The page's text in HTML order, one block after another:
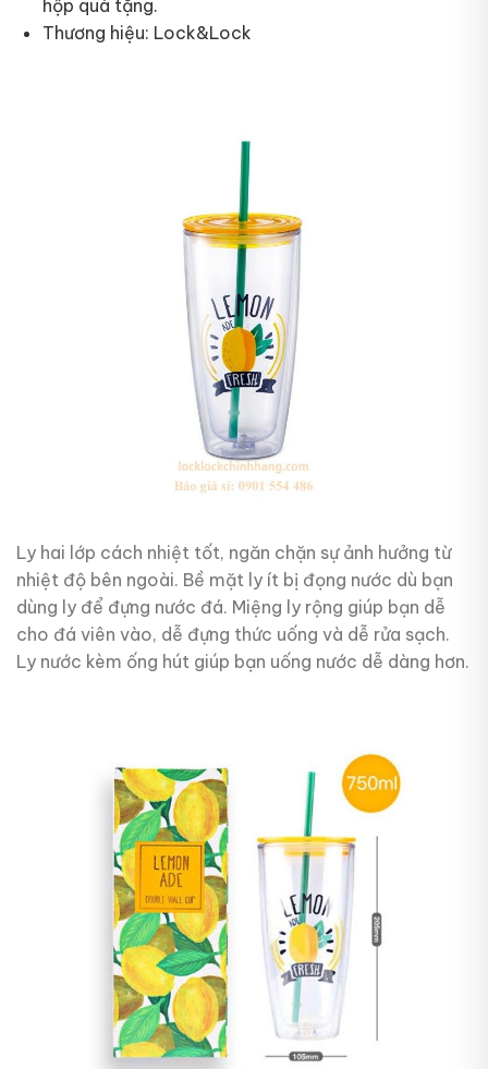
hộp quà tặng.
Thương hiệu: Lock&Lock
Ly hai lớp cách nhiệt tốt, ngăn chặn sự ảnh hưởng từ
nhiệt độ bên ngoài. Bề mặt ly ít bị đọng nước dù bạn
dùng ly để đựng nước đá. Miệng ly rộng giúp bạn dễ
cho đá viên vào, dễ đựng thức uống và dễ rửa sạch.
Ly nước kèm ống hút giúp bạn uống nước dễ dàng hơn.